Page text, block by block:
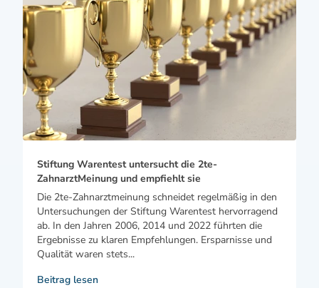
Stiftung Warentest untersucht die 2te-
ZahnarztMeinung und empfiehlt sie
Die 2te-Zahnarztmeinung schneidet regelmäßig in den
Untersuchungen der Stiftung Warentest hervorragend
ab. In den Jahren 2006, 2014 und 2022 führten die
Ergebnisse zu klaren Empfehlungen. Ersparnisse und
Qualität waren stets...
Beitrag lesen